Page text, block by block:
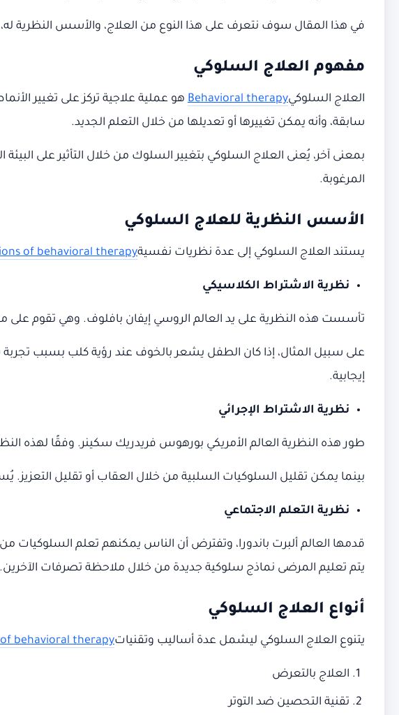
في هذا المقال سوف نتعرف على هذا النوع من العلاج، والأسس النظرية
مفهوم العلاج السلوكي
العلاج السلوكيBehavioral therapy هو عملية علاجية تركز على تغيير
سابقة، وأنه يمكن تغييرها أو تعديلها من خلال التعلم الجديد.
بمعنى آخر، يُعنى العلاج السلوكي بتغيير السلوك من خلال التأثير على
المرغوبة.
الأسس النظرية للعلاج السلوكي
يستند العلاج السلوكي إلى عدة نظريات نفسيةof behavioral therapy
نظرية الاشتراط الكلاسيكي
تأسست هذه النظرية على يد العالم الروسي إيفان بافلوف. وهي تقوم
على سبيل المثال، إذا كان الطفل يشعر بالخوف عند رؤية كلب بسبب
إيجابية.
نظرية الاشتراط الإجرائي
طور هذه النظرية العالم الأمريكي بورهوس فريدريك سكينر. وفقًا لهذه
بينما يمكن تقليل السلوكيات السلبية من خلال العقاب أو تقليل
نظرية التعلم الاجتماعي
قدمها العالم ألبرت باندورا، وتفترض أن الناس يمكنهم تعلم السلوكيات
يتم تعليم المرضى نماذج سلوكية جديدة من خلال ملاحظة تصرفات الآخرين.
أنواع العلاج السلوكي
يتنوع العلاج السلوكي ليشمل عدة أساليب وتقنياتof behavioral therapy
العلاج بالتعرض
تقنية التحصين ضد التوتر